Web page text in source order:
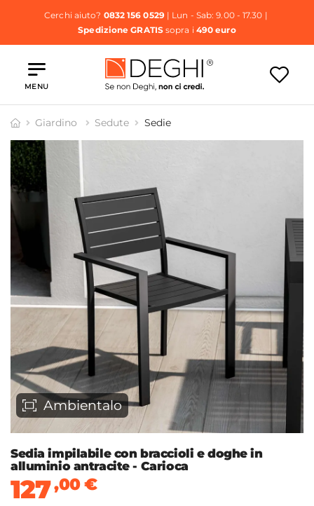
Cerchi aiuto? 0832 156 0529| Lun - Sab: 9.00 - 17.30 |
Spedizione GRATISsopra i 490 euro
MENU
Giardino Sedute Sedie
Ambientalo
Sedia impilabile con braccioli e doghe in
alluminio antracite - Carioca
127,00€